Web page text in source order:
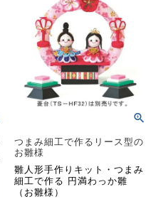
つまみ細工で作るリース型の
お雛様
雛人形手作りキット・つまみ
細工で作る 円満わっか雛
（お雛様）